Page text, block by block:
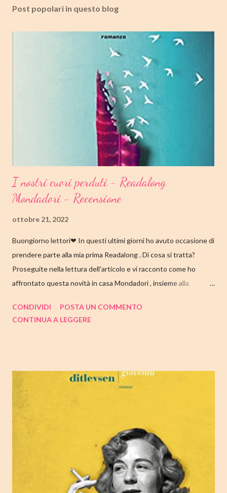
Post popolari in questo blog
I nostri cuori perduti - Readalong
Mondadori - Recensione
ottobre 21, 2022
Buongiorno lettori❤ In questi ultimi giorni ho avuto occasione di
prendere parte alla mia prima Readalong . Di cosa si tratta?
Proseguite nella lettura dell'articolo e vi racconto come ho
affrontato questa novità in casa Mondadori , insieme alla
ringraziamenti. Nell'articolo di seguito parliamo quindi di " I nostri
ROMANZO PAGINE: 348 PREZZO: 19.00/EBOOK 10.99 Link
impiegato nella biblioteca universitaria di fronte a casa. Sua
madre, Margaret, una poetessa di origini cinesi, li ha abbandonati
quando lui aveva solo nove anni in circostanze misteriose, dopo
che una sua poesi...
CONDIVIDI
POSTA UN COMMENTO
CONTINUA A LEGGERE